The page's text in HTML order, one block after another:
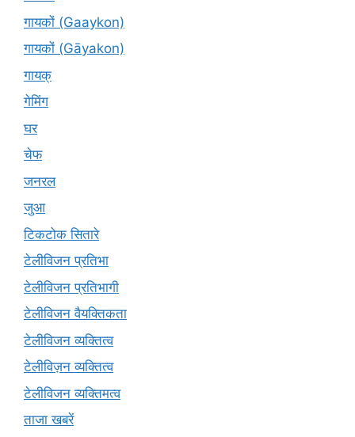
गायकों (Gaaykon)
गायकों (Gāyakon)
गायक्
गेमिंग
घर
चेफ
जनरल
जुआ
टिकटोक सितारे
टेलीविजन प्रतिभा
टेलीविजन प्रतिभागी
टेलीविजन वैयक्तिकता
टेलीविजन व्यक्तित्व
टेलीविज़न व्यक्तित्व
टेलीविजन व्यक्तिमत्व
ताजा खबरें